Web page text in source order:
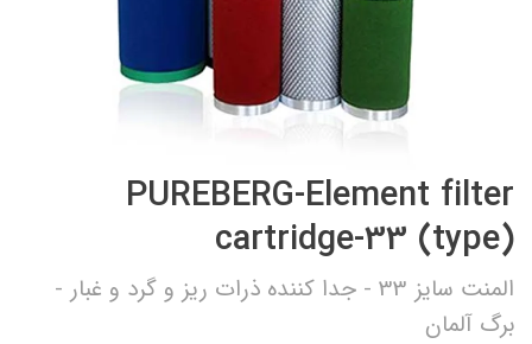
PUREBERG-Element filter
cartridge-33 (type)
المنت سایز 33 - جدا کننده ذرات ریز و گرد و غبار -
برگ آلمان